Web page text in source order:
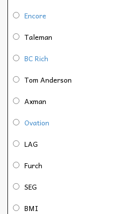
Encore
Taleman
BC Rich
Tom Anderson
Axman
Ovation
LAG
Furch
SEG
BMI